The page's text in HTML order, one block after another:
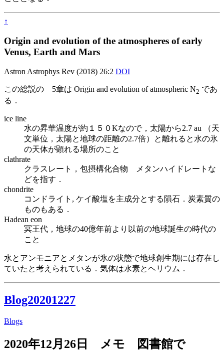
↑
Origin and evolution of the atmospheres of early
Venus, Earth and Mars
Astron Astrophys Rev (2018) 26:2 DOI
この総説の 5章は Origin and evolution of atmospheric N2 であ
る．
ice line
水の昇華温度が約１５０Kなので，太陽から2.7 au （天
文単位，太陽と地球の距離の2.7倍）と離れると水の氷
の天体が顕れる場所のこと
clathrate
クラスレート，包摂構化合物 メタンハイドレートな
どを指す．
chondrite
コンドライト, ケイ酸塩を主成分とする隕石．炭素質の
ものもある．
Hadean eon
冥王代，地球の40億年前より以前の地球誕生の時代の
こと
水とアンモニアとメタンが氷の状態で地球創生期には存在し
ていたと考えられている．気体は水素とヘリウム．
Blog20201227
Blogs
2020年12月26日 メモ 図書館で